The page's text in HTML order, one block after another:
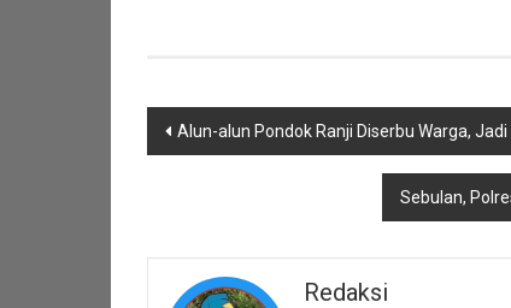
Navigasi
pos
Alun-alun Pondok Ranji Diserbu Warga,
Sebulan,
Redaksi